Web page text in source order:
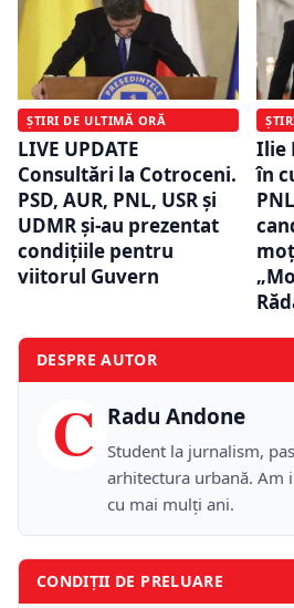
ȘTIRI DE ULTIMĂ ORĂ
LIVE UPDATE
Consultări la Cotroceni.
PSD, AUR, PNL, USR și
UDMR și-au prezentat
condițiile pentru
viitorul Guvern
Ilie
în
DESPRE AUTOR
C Radu Andone
Student la jurnalism,
arhitectura urbană. Am
cu mai mulți ani.
CONDIȚII DE PRELUARE